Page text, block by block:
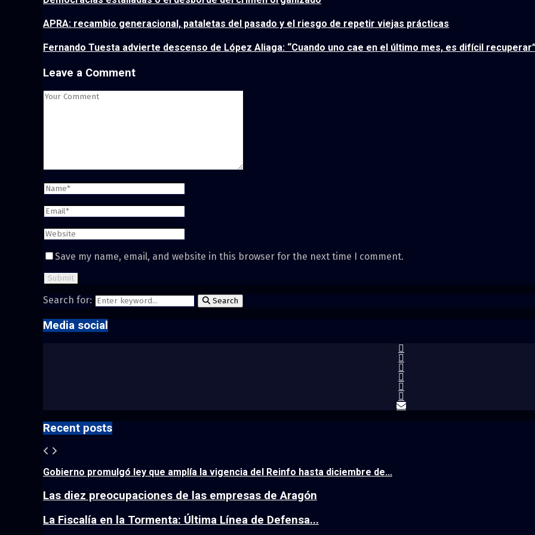
APRA: recambio generacional, pataletas del pasado y el riesgo de repetir viejas prácticas
Fernando Tuesta advierte descenso de López Aliaga: “Cuando uno cae en el último mes, es difícil
Leave a Comment
Save my name, email, and website in this browser for the next time I comment.
Search for: Search
Media social
Recent posts
Gobierno promulgó ley que amplía la vigencia del Reinfo hasta diciembre de...
Las diez preocupaciones de las empresas de Aragón
La Fiscalía en la Tormenta: Última Línea de Defensa...